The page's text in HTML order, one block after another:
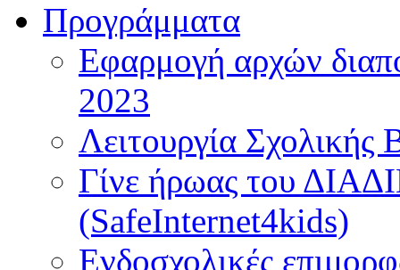
Προγράμματα
Εφαρμογή αρχών
2023
Λειτουργία Σχολικής
Γίνε ήρωας του
(SafeInternet4kids)
Ενδοσχολικές